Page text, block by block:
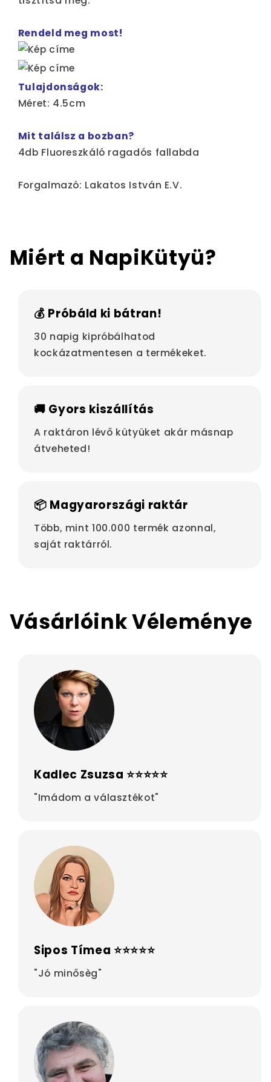
Rendeld meg most!
Tulajdonságok:
Méret: 4.5cm
Mit találsz a bozban?
4db Fluoreszkáló ragadós fallabda
Forgalmazó: Lakatos István E.V.
Miért a NapiKütyü?
💰 Próbáld ki bátran!
30 napig kipróbálhatod
kockázatmentesen a termékeket.
🚚 Gyors kiszállítás
A raktáron lévő kütyüket akár másnap
átveheted!
📦 Magyarországi raktár
Több, mint 100.000 termék azonnal,
saját raktárról.
Vásárlóink Véleménye
Kadlec Zsuzsa ⭐⭐⭐⭐⭐
"Imádom a választékot"
Sipos Tímea ⭐⭐⭐⭐⭐
"Jó minősèg"